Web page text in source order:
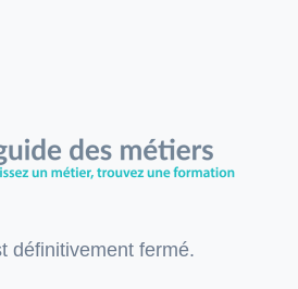
définitivement fermé.